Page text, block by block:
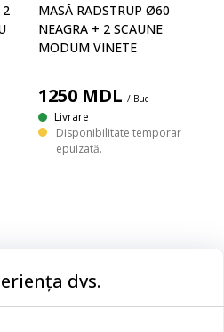
2
MASĂ RADSTRUP Ø60
NEAGRA + 2 SCAUNE
MODUM VINETE
1250 MDL / Buc
Livrare
Disponibilitate temporar
epuizată.
dvs.